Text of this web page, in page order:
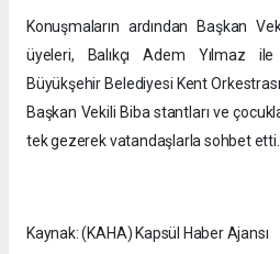
Konuşmaların ardından Başkan
üyeleri, Balıkçı Adem Yılmaz
Büyükşehir Belediyesi Kent
Başkan Vekili Biba stantları ve
tek gezerek vatandaşlarla sohbet etti.
Kaynak: (KAHA) Kapsül Haber Ajansı